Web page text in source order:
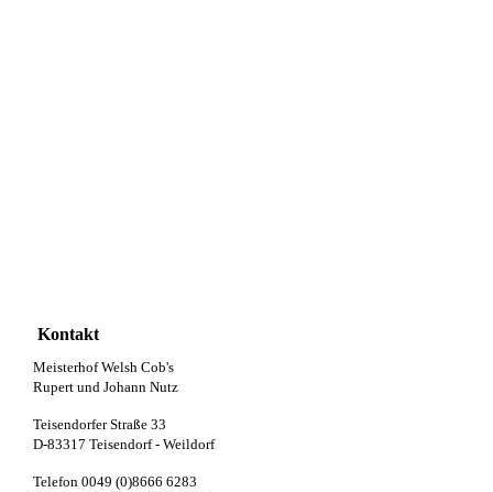
Kontakt
Meisterhof Welsh Cob's
Rupert und Johann Nutz
Teisendorfer Straße 33
D-83317 Teisendorf - Weildorf
Telefon 0049 (0)8666 6283